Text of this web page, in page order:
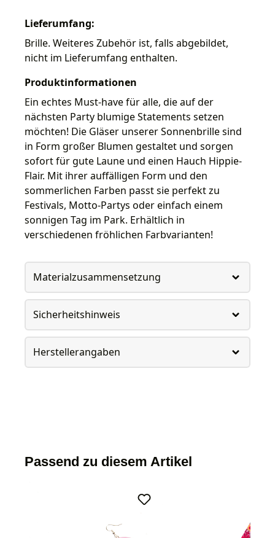
Lieferumfang:
Brille. Weiteres Zubehör ist, falls abgebildet,
nicht im Lieferumfang enthalten.
Produktinformationen
Ein echtes Must-have für alle, die auf der
nächsten Party blumige Statements setzen
möchten! Die Gläser unserer Sonnenbrille sind
in Form großer Blumen gestaltet und sorgen
sofort für gute Laune und einen Hauch Hippie-
Flair. Mit ihrer auffälligen Form und den
sommerlichen Farben passt sie perfekt zu
Festivals, Motto-Partys oder einfach einem
sonnigen Tag im Park. Erhältlich in
verschiedenen fröhlichen Farbvarianten!
Materialzusammensetzung
Sicherheitshinweis
Herstellerangaben
Passend zu diesem Artikel